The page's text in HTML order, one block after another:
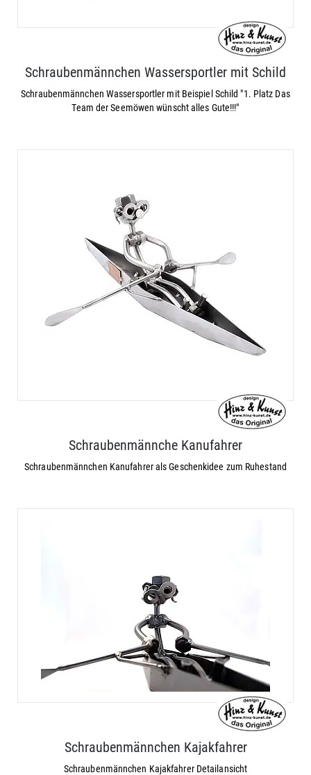
Schraubenmännchen Wassersportler mit Schild
Schraubenmännchen Wassersportler mit Beispiel Schild "1. Platz Das
Team der Seemöwen wünscht alles Gute!!!"
Schraubenmännche Kanufahrer
Schraubenmännchen Kanufahrer als Geschenkidee zum Ruhestand
Schraubenmännchen Kajakfahrer
Schraubenmännchen Kajakfahrer Detailansicht